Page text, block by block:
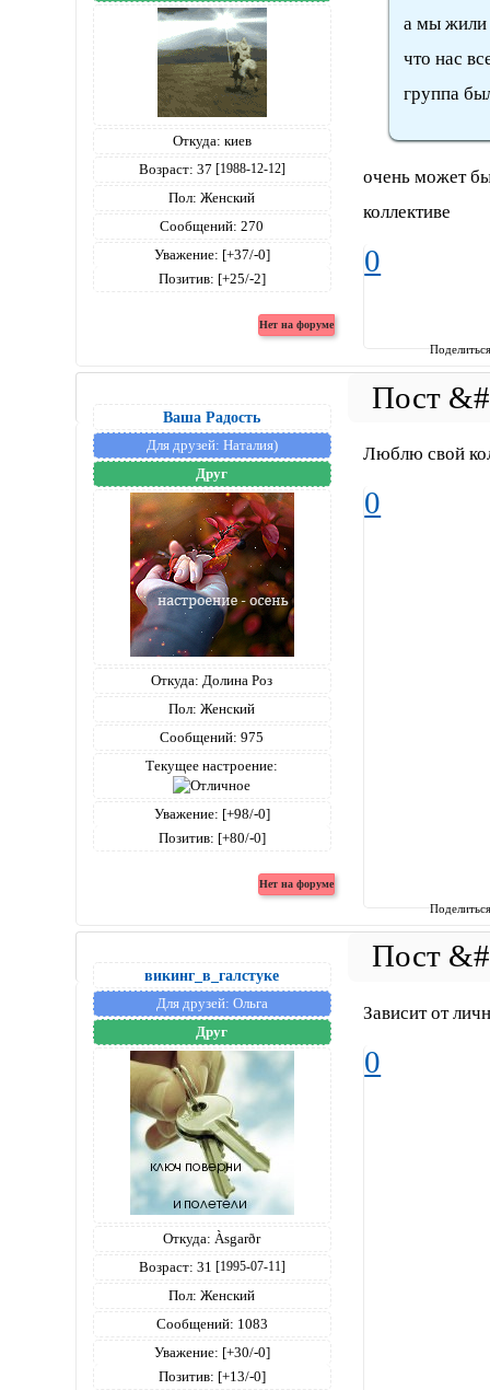
Откуда: киев
Возраст: 37 [1988-12-12]
Пол: Женский
Сообщений: 270
Уважение: [+37/-0]
Позитив: [+25/-2]
а мы жили
что нас
группа
очень может
коллективе
0
Ваша Радость
Для друзей: Наталия)
Друг
Откуда: Долина Роз
Пол: Женский
Сообщений: 975
Текущее настроение:
Уважение: [+98/-0]
Позитив: [+80/-0]
Люблю свой
0
викинг_в_галстуке
Для друзей: Ольга
Друг
Откуда: Àsgarðr
Возраст: 31 [1995-07-11]
Пол: Женский
Сообщений: 1083
Уважение: [+30/-0]
Позитив: [+13/-0]
Зависит от
0